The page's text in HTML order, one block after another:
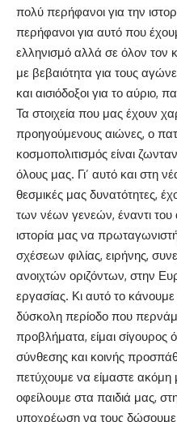
πολύ περήφανοι για την
περήφανοι για αυτό που
ελληνισμό αλλά σε όλον τον
με βεβαιότητα για τους
και αισιόδοξοι για το αύριο,
Τα στοιχεία που μας έχουν
προηγούμενους αιώνες, ο
κοσμοπολιτισμός είναι
όλους μας. Γι’ αυτό και στη
θεσμικές μας δυνατότητες,
των νέων γενεών, έναντι
ιστορία μας να
σχέσεων φιλίας, ειρήνης,
ανοιχτών οριζόντων, στην
εργασίας. Κι αυτό το
δύσκολη περίοδο που
προβλήματα, είμαι σίγουρος
σύνθεσης και κοινής
πετύχουμε να είμαστε ακόμη
οφείλουμε στα παιδιά μας,
υποχρέωση να τους δώσουμε